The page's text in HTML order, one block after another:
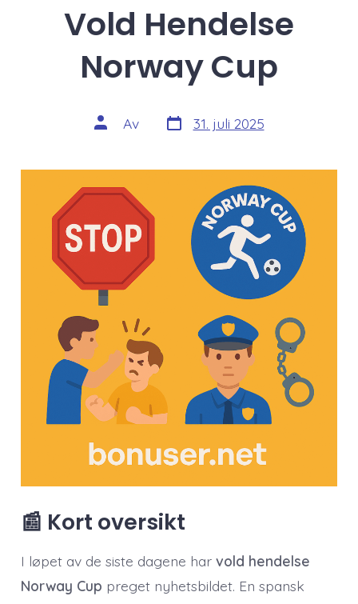
Vold Hendelse
Norway Cup
Innleggets
forfatter
Av Dato
for
31. juli 2025
📰 Kort oversikt
I løpet av de siste dagene har vold hendelse
Norway Cup preget nyhetsbildet. En spansk